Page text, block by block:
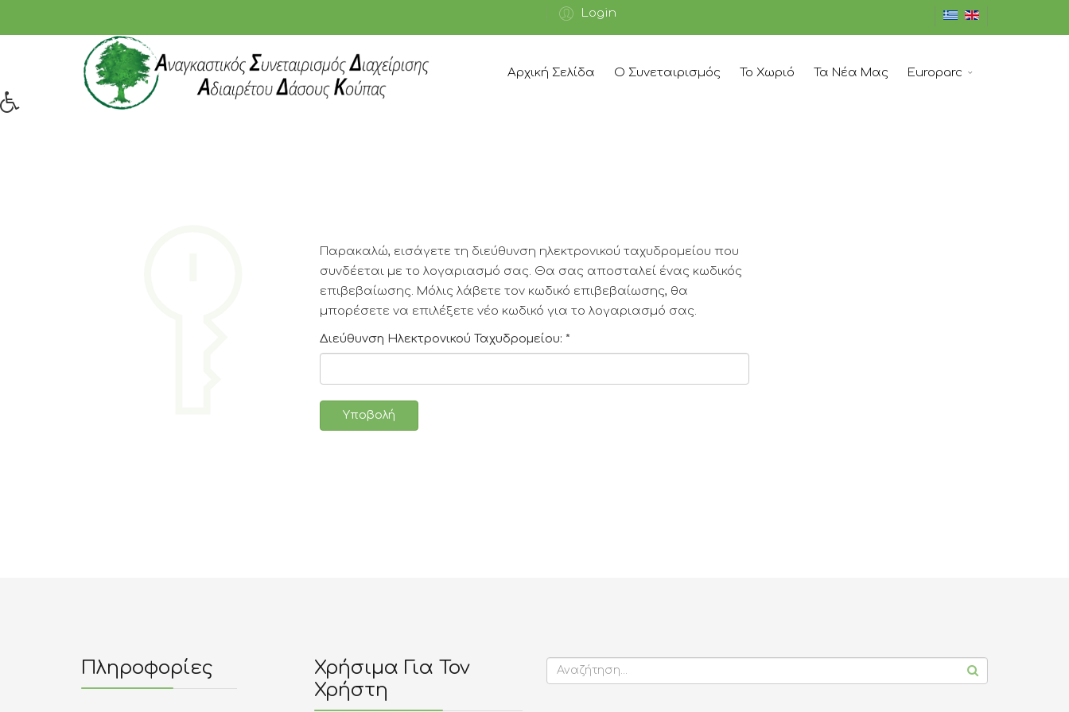
Login
Αρχική Σελίδα Ο Συνεταιρισμός Το Χωριό Τα Νέα Μας Europarc
Παρακαλώ, εισάγετε τη διεύθυνση ηλεκτρονικού ταχυδρομείου που
συνδέεται με το λογαριασμό σας. Θα σας αποσταλεί ένας κωδικός
επιβεβαίωσης. Μόλις λάβετε τον κωδικό επιβεβαίωσης, θα
μπορέσετε να επιλέξετε νέο κωδικό για το λογαριασμό σας.
Διεύθυνση Ηλεκτρονικού Ταχυδρομείου: *
Υποβολή
Πληροφορίες
Χρήσιμα Για Τον
Χρήστη